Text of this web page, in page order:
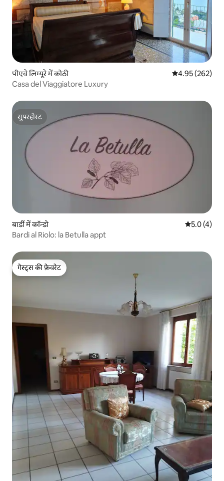
पीएवे लिग्यूरे में कोठी औसत रेटिंग 5 में से
4.95 (262)
Casa del Viaggiatore Luxury
सुपरहोस्ट
सुपरहोस्ट
बार्डी में कॉन्डो औसत रेटिंग 5
5.0 (4)
Bardi al Riolo: la Betulla appt
गेस्ट्स की फ़ेवरेट
गेस्ट्स की फ़ेवरेट